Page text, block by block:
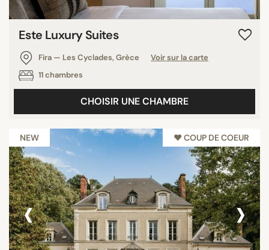
Este Luxury Suites
Fira — Les Cyclades, Grèce
Voir sur la carte
11 chambres
CHOISIR UNE CHAMBRE
NEW ♥︎ COUP DE COEUR
‹ ›